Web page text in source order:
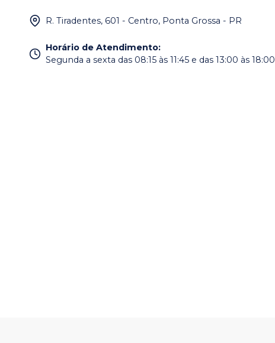
R. Tiradentes, 601 - Centro, Ponta Grossa - PR
Horário de Atendimento:
Segunda a sexta das 08:15 às 11:45 e das 13:00 às 18:00